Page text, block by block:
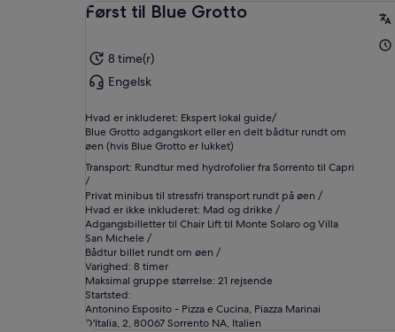
Først til Blue Grotto
8 time(r)
Engelsk
Hvad er inkluderet: Ekspert lokal guide/
Blue Grotto adgangskort eller en delt bådtur rundt om
øen (hvis Blue Grotto er lukket)
Transport: Rundtur med hydrofolier fra Sorrento til Capri
/
Privat minibus til stressfri transport rundt på øen /
Hvad er ikke inkluderet: Mad og drikke /
Adgangsbilletter til Chair Lift til Monte Solaro og Villa
San Michele /
Bådtur billet rundt om øen /
Varighed: 8 timer
Maksimal gruppe størrelse: 21 rejsende
Startsted:
Antonino Esposito - Pizza e Cucina, Piazza Marinai
D'Italia, 2, 80067 Sorrento NA, Italien